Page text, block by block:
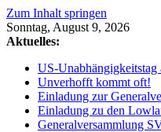
Zum Inhalt springen
Sonntag, August 9, 2026
Aktuelles:
US-
Unverhofft kommt oft!
Einladung zur
Einladung zu den
Generalversammlung